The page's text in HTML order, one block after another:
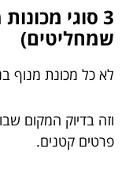
3 סוגי
שמחליטים)
לא כל מכונת מנוף
וזה בדיוק המקום
פרטים קטנים.